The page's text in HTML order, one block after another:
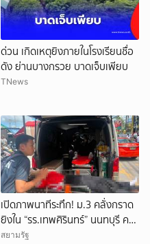
ด่วน เกิดเหตุยิงภายในโรงเรียนชื่อ
ดัง ย่านบางกรวย บาดเจ็บเพียบ
TNews
เปิดภาพนาทีระทึก! ม.3 คลั่งกราด
ยิงใน “รร.เทพศิรินทร์” นนทบุรี ครู
ดับ 2 บาดเจ็บกว่า 20 ราย ก่อนยิง
สยามรัฐ